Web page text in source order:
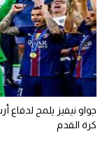
جواو نيفيز يلمح لدفاع
كرة القدم